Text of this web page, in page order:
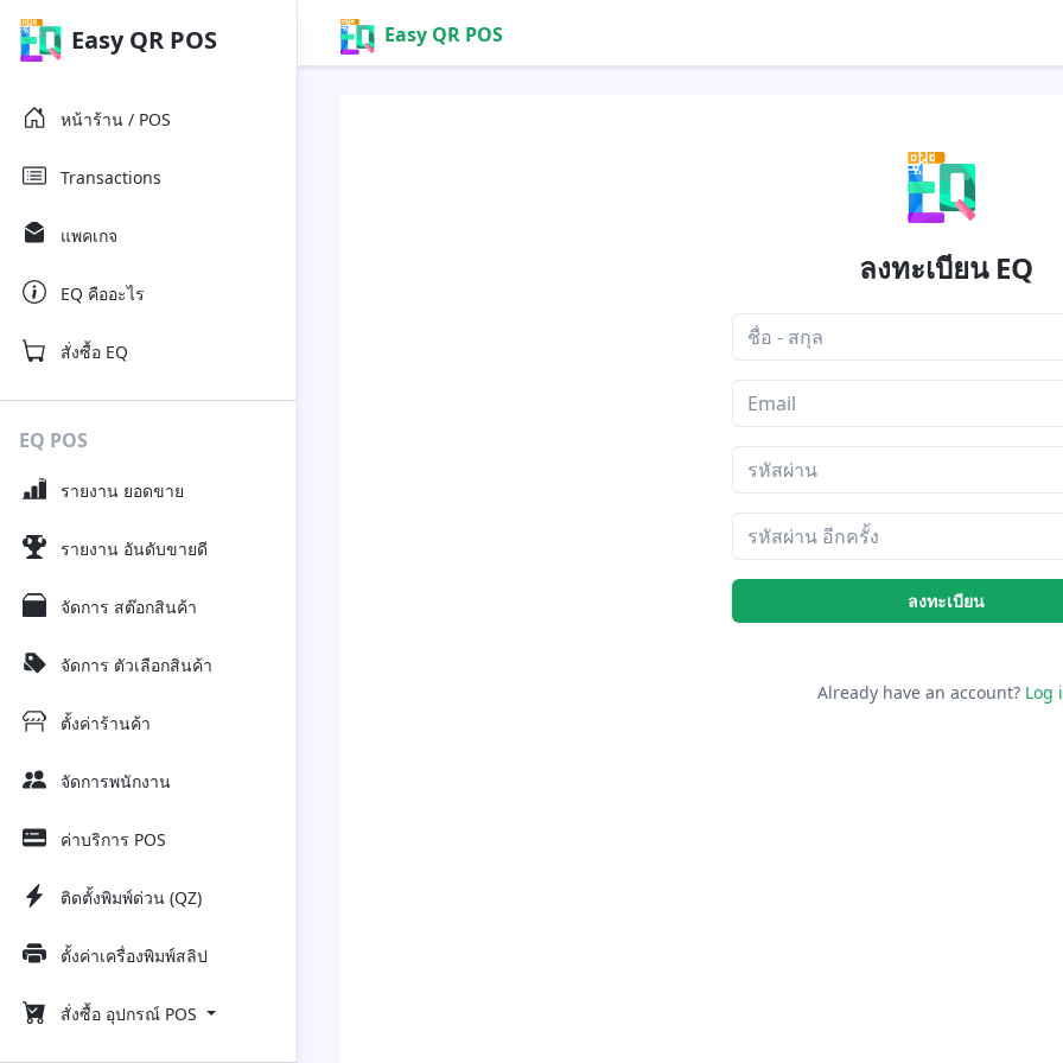
Easy QR POS
Easy QR POS
หน้าร้าน / POS
Transactions
แพคเกจ
EQ คืออะไร
สั่งซื้อ EQ
EQ POS
รายงาน ยอดขาย
รายงาน อันดับขายดี
จัดการ สต๊อกสินค้า
จัดการ ตัวเลือกสินค้า
ตั้งค่าร้านค้า
จัดการพนักงาน
ค่าบริการ POS
ติดตั้งพิมพ์ด่วน (QZ)
ตั้งค่าเครื่องพิมพ์สลิป
สั่งซื้อ อุปกรณ์ POS
ลงทะเบียน EQ
ชื่อ - สกุล
Your Email
รหัสผ่าน
รหัสผ่าน อีกครั้ง
ลงทะเบียน
Already have an account? Log